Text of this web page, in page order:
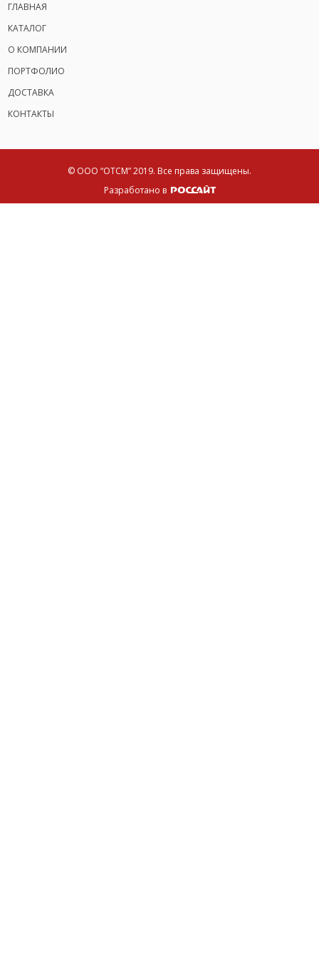
ГЛАВНАЯ
КАТАЛОГ
О КОМПАНИИ
ПОРТФОЛИО
ДОСТАВКА
КОНТАКТЫ
© ООО “ОТСМ” 2019. Все права защищены.
Разработано в